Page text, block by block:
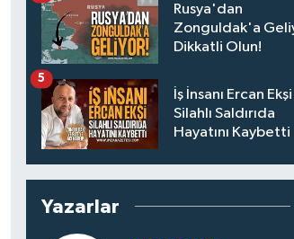
Rusya'dan
Zonguldak'a
Dikkatli Olun!
İş İnsanı Ercan Ekşi
Silahlı Saldırıda
Hayatını Kaybetti
5
Yazarlar